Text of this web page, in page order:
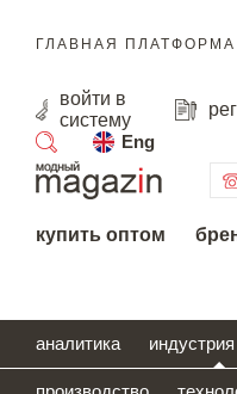
ГЛАВНАЯ
войти в
систему
Eng
поиск
купить оптом
аналитика